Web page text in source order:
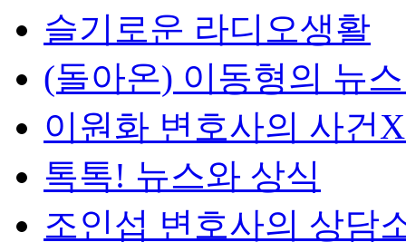
슬기로운 라디오생활
(돌아온) 이동형의 뉴
이원화 변호사의 사건
톡톡! 뉴스와 상식
조인섭 변호사의 상담